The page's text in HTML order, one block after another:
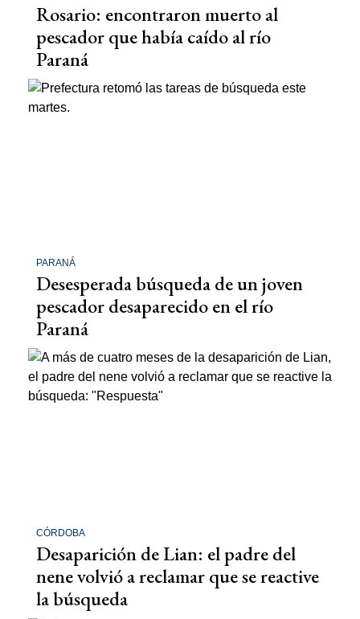
Rosario: encontraron muerto al
pescador que había caído al río
Paraná
PARANÁ
Desesperada búsqueda de un joven
pescador desaparecido en el río
Paraná
CÓRDOBA
Desaparición de Lian: el padre del
nene volvió a reclamar que se reactive
la búsqueda